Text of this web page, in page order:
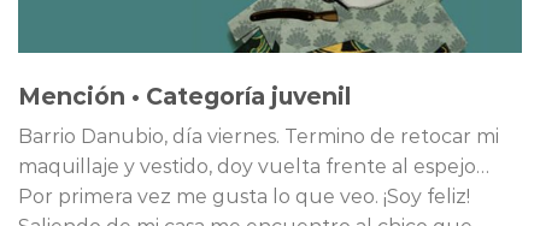
Mención • Categoría juvenil
Barrio Danubio, día viernes. Termino de retocar mi
maquillaje y vestido, doy vuelta frente al espejo…
Por primera vez me gusta lo que veo. ¡Soy feliz!